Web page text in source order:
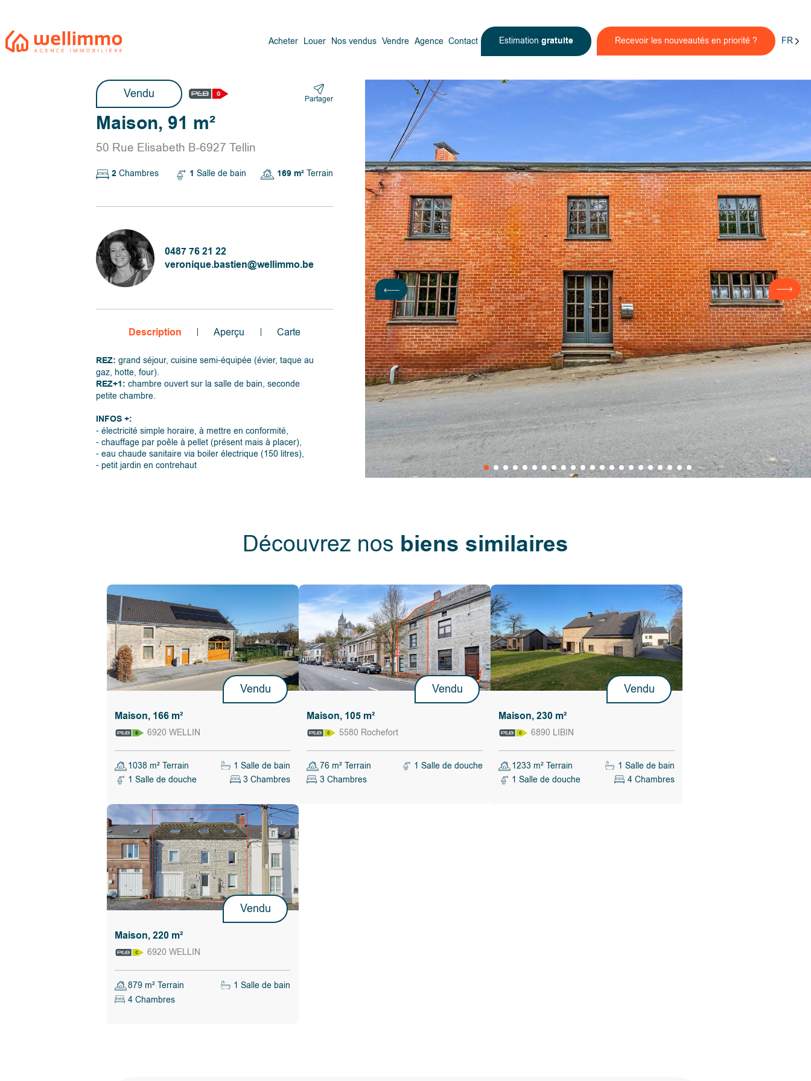
Acheter Louer Nos vendus Vendre Agence Contact Estimation gratuite Recevoir les nouveautés en priorité ? FR
Vendu Partager
Maison, 91 m²
50 Rue Elisabeth B-6927 Tellin
2 Chambres 1 Salle de bain 169 m²Terrain
0487 76 21 22
veronique.bastien@wellimmo.be
Description Aperçu Carte
REZ: grand séjour, cuisine semi-équipée (évier, taque au
gaz, hotte, four).
REZ+1: chambre ouvert sur la salle de bain, seconde
petite chambre.
INFOS +:
- électricité simple horaire, à mettre en conformité,
- chauffage par poêle à pellet (présent mais à placer),
- eau chaude sanitaire via boiler électrique (150 litres),
- petit jardin en contrehaut
confirmation du revenu cadastral par l'administration
manière totalement libre et autonome, de vendre ou ne
pas vendre. S’il décide de vendre, il n’est nullement tenu
de retenir l’offre la plus élevée mais choisit celle qui lui
convient le mieux au regard de ses propres critères
(montant de l’offre, conditions suspensives, délai de
signature,…).
Calculer les droits d'enregistrement
Découvrez nos biens similaires
Vendu
Maison, 166 m²
6920 WELLIN
1038 m² Terrain
1 Salle de bain
1 Salle de douche
3 Chambres
Vendu
Maison, 105 m²
5580 Rochefort
76 m² Terrain
1 Salle de douche
3 Chambres
Vendu
Maison, 230 m²
6890 LIBIN
1233 m² Terrain
1 Salle de bain
1 Salle de douche
4 Chambres
Vendu
Maison, 220 m²
6920 WELLIN
879 m² Terrain
1 Salle de bain
4 Chambres